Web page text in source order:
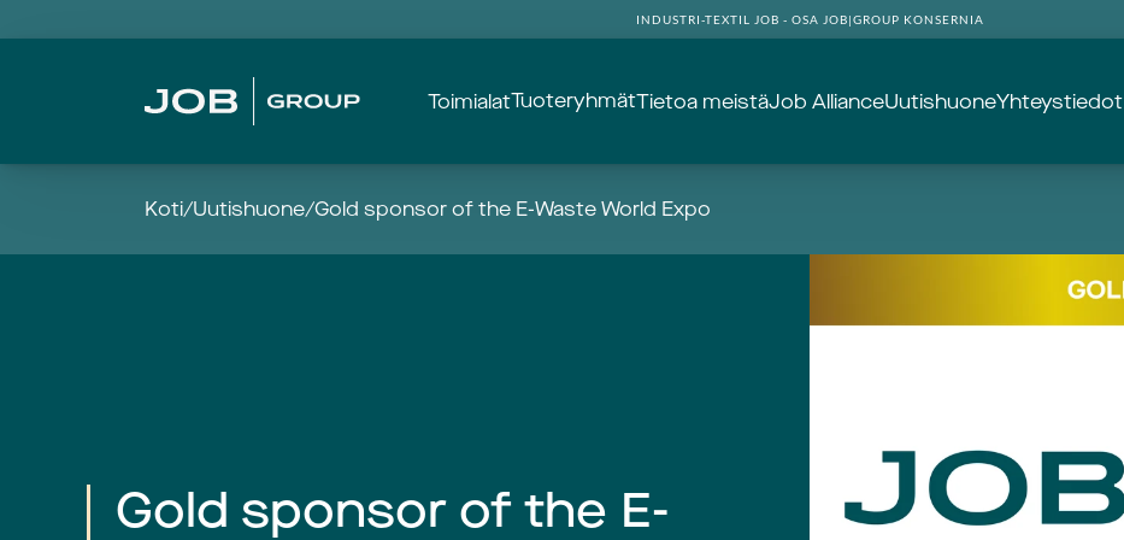
INDUSTRI-TEXTIL JOB - OSA JOB|GROUP KONSERNIA
ToimialatTuoteryhmätTietoa meistäJob AllianceUutishuoneYhteystiedot
Koti/Uutishuone/Gold sponsor of the E-Waste World Expo
Gold sponsor of the E-